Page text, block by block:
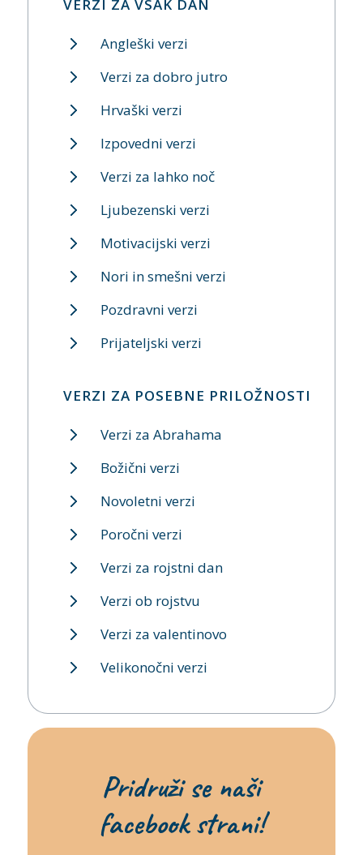
VERZI ZA VSAK DAN
Angleški verzi
Verzi za dobro jutro
Hrvaški verzi
Izpovedni verzi
Verzi za lahko noč
Ljubezenski verzi
Motivacijski verzi
Nori in smešni verzi
Pozdravni verzi
Prijateljski verzi
VERZI ZA POSEBNE PRILOŽNOSTI
Verzi za Abrahama
Božični verzi
Novoletni verzi
Poročni verzi
Verzi za rojstni dan
Verzi ob rojstvu
Verzi za valentinovo
Velikonočni verzi
Pridruži se naši
facebook strani!